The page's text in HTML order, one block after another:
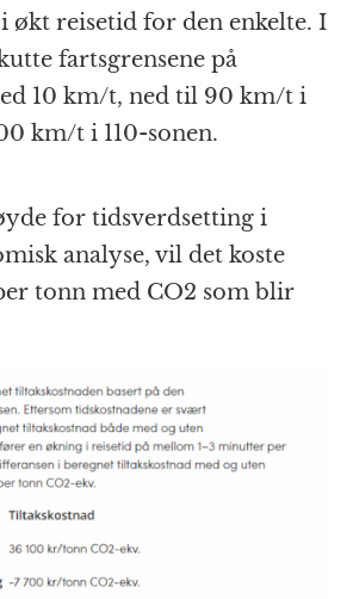
økt reisetid for den enkelte. I
fartsgrensene på
10 km/t, ned til 90 km/t i
km/t i 110-sonen.
for tidsverdsetting i
analyse, vil det koste
tonn med CO2 som blir